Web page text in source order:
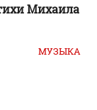
Михаила
МУЗЫКА